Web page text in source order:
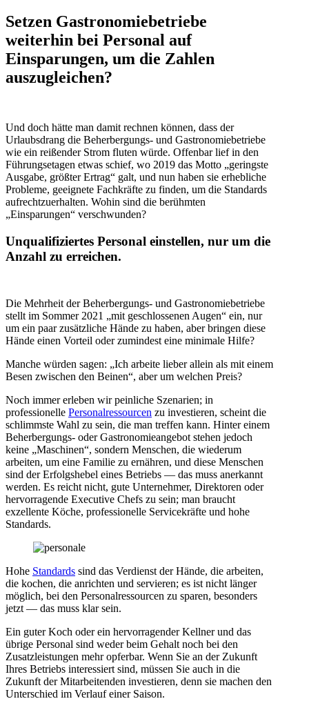
Setzen Gastronomiebetriebe
weiterhin bei Personal auf
Einsparungen, um die Zahlen
auszugleichen?
Und doch hätte man damit rechnen können, dass der
Urlaubsdrang die Beherbergungs- und Gastronomiebetriebe
wie ein reißender Strom fluten würde. Offenbar lief in den
Führungsetagen etwas schief, wo 2019 das Motto „geringste
Ausgabe, größter Ertrag“ galt, und nun haben sie erhebliche
Probleme, geeignete Fachkräfte zu finden, um die Standards
aufrechtzuerhalten. Wohin sind die berühmten
„Einsparungen“ verschwunden?
Unqualifiziertes Personal einstellen, nur um die
Anzahl zu erreichen.
Die Mehrheit der Beherbergungs- und Gastronomiebetriebe
stellt im Sommer 2021 „mit geschlossenen Augen“ ein, nur
um ein paar zusätzliche Hände zu haben, aber bringen diese
Hände einen Vorteil oder zumindest eine minimale Hilfe?
Manche würden sagen: „Ich arbeite lieber allein als mit einem
Besen zwischen den Beinen“, aber um welchen Preis?
Noch immer erleben wir peinliche Szenarien; in
professionelle Personalressourcen zu investieren, scheint die
schlimmste Wahl zu sein, die man treffen kann. Hinter einem
Beherbergungs- oder Gastronomieangebot stehen jedoch
keine „Maschinen“, sondern Menschen, die wiederum
arbeiten, um eine Familie zu ernähren, und diese Menschen
sind der Erfolgshebel eines Betriebs — das muss anerkannt
werden. Es reicht nicht, gute Unternehmer, Direktoren oder
hervorragende Executive Chefs zu sein; man braucht
exzellente Köche, professionelle Servicekräfte und hohe
Standards.
Hohe Standards sind das Verdienst der Hände, die arbeiten,
die kochen, die anrichten und servieren; es ist nicht länger
möglich, bei den Personalressourcen zu sparen, besonders
jetzt — das muss klar sein.
Ein guter Koch oder ein hervorragender Kellner und das
übrige Personal sind weder beim Gehalt noch bei den
Zusatzleistungen mehr opferbar. Wenn Sie an der Zukunft
Ihres Betriebs interessiert sind, müssen Sie auch in die
Zukunft der Mitarbeitenden investieren, denn sie machen den
Unterschied im Verlauf einer Saison.